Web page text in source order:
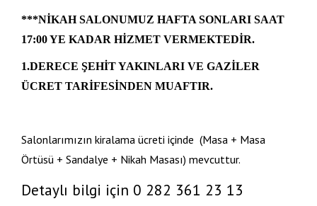
***NİKAH SALONUMUZ HAFTA SONLARI SAAT
17:00 YE KADAR HİZMET VERMEKTEDİR.
1.DERECE ŞEHİT YAKINLARI VE GAZİLER
ÜCRET TARİFESİNDEN MUAFTIR.
Salonlarımızın kiralama ücreti içinde (Masa + Masa
Örtüsü + Sandalye + Nikah Masası) mevcuttur.
Detaylı bilgi için 0 282 361 23 13